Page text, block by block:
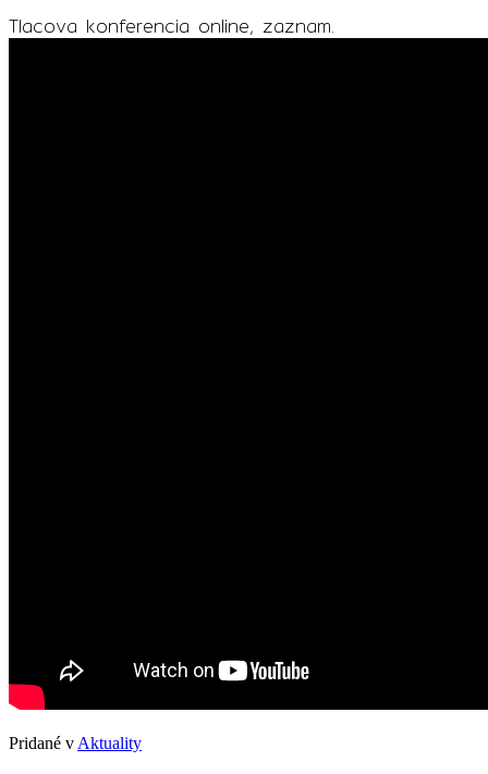
Tlacova konferencia online, zaznam.
Pridané v Aktuality